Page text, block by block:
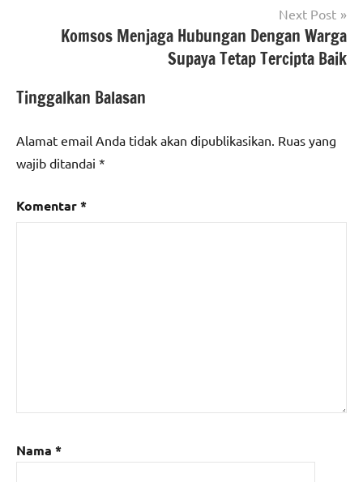
Next Post
Komsos Menjaga Hubungan Dengan Warga
Supaya Tetap Tercipta Baik
Tinggalkan Balasan
Alamat email Anda tidak akan dipublikasikan. Ruas yang
wajib ditandai *
Komentar*
Nama *